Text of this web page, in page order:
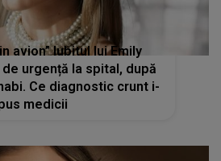
avion” Iubitul lui Emily
urgență la spital, după
Ce diagnostic crunt i-
medicii